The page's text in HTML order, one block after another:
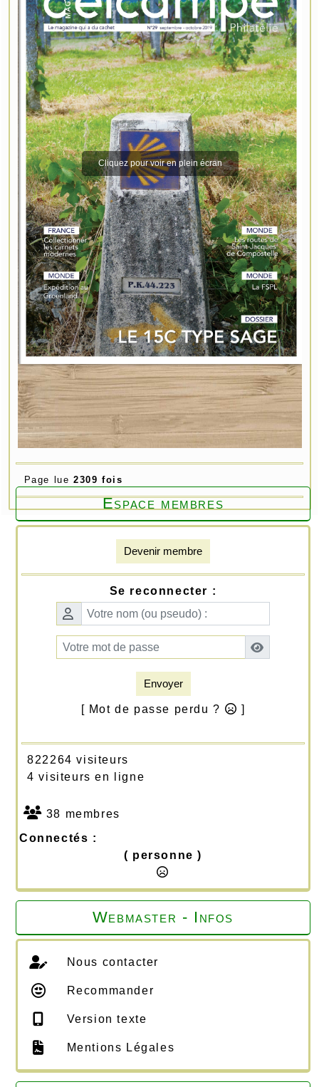
Page lue 2309 fois
Espace membres
Devenir membre
Se reconnecter :
Envoyer
[ Mot de passe perdu ? ]
822264 visiteurs
4 visiteurs en ligne
38 membres
Connectés :
( personne )
Webmaster - Infos
Nous contacter
Recommander
Version texte
Mentions Légales